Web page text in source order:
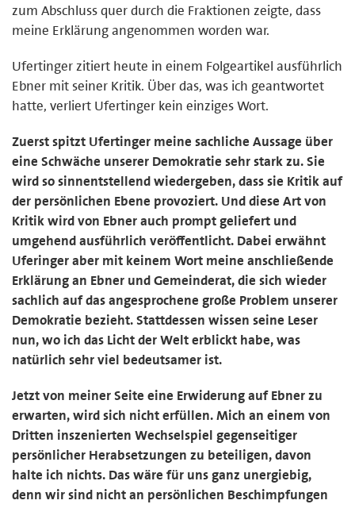
zum Abschluss quer durch die Fraktionen zeigte, dass
meine Erklärung angenommen worden war.
Ufertinger zitiert heute in einem Folgeartikel ausführlich
Ebner mit seiner Kritik. Über das, was ich geantwortet
hatte, verliert Ufertinger kein einziges Wort.
Zuerst spitzt Ufertinger meine sachliche Aussage über
eine Schwäche unserer Demokratie sehr stark zu. Sie
wird so sinnentstellend wiedergeben, dass sie Kritik auf
der persönlichen Ebene provoziert. Und diese Art von
Kritik wird von Ebner auch prompt geliefert und
umgehend ausführlich veröffentlicht. Dabei erwähnt
Uferinger aber mit keinem Wort meine anschließende
Erklärung an Ebner und Gemeinderat, die sich wieder
sachlich auf das angesprochene große Problem unserer
Demokratie bezieht. Stattdessen wissen seine Leser
nun, wo ich das Licht der Welt erblickt habe, was
natürlich sehr viel bedeutsamer ist.
Jetzt von meiner Seite eine Erwiderung auf Ebner zu
erwarten, wird sich nicht erfüllen. Mich an einem von
Dritten inszenierten Wechselspiel gegenseitiger
persönlicher Herabsetzungen zu beteiligen, davon
halte ich nichts. Das wäre für uns ganz unergiebig,
denn wir sind nicht an persönlichen Beschimpfungen